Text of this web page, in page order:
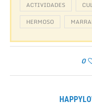
ACTIVIDADES
HERMOSO
0